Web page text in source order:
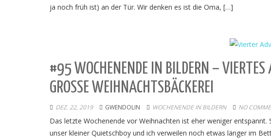
ja noch früh ist) an der Tür. Wir denken es ist die Oma, […]
#95 WOCHENENDE IN BILDERN – VIERTES
GROSSE WEIHNACHTSBÄCKEREI
DEZ. 22, 2019 GWENDOLIN WOCHENENDE IN BILDERN NO
Das letzte Wochenende vor Weihnachten ist eher weniger
unser kleiner Quietschboy und ich verweilen noch etwas länger im